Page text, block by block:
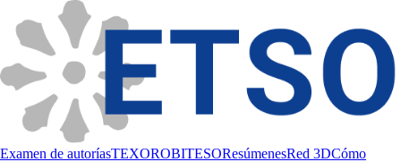
Examen de autoríasTEXOROBITESOResúmenesRed 3DCómo